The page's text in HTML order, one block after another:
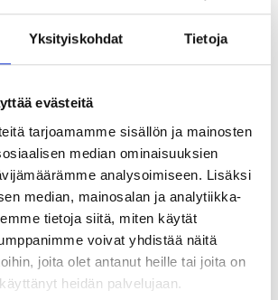
Yksityiskohdat Tietoja
evästeitä
tarjoamamme sisällön ja mainosten
median ominaisuuksien
analysoimiseen. Lisäksi
median, mainosalan ja analytiikka-
tietoja siitä, miten käytät
voivat yhdistää näitä
joita olet antanut heille tai joita on
heidän palvelujaan.
kehollisena osallistujana. Jokainen
sillä se syntyy paikasta ja
oppaina ja esiintyjinä toimivat
muusikon ja kuvataiteilijan
Paikan tanssi- esitys nähtiin
2019 ja Tanssilähettiläät olivat myös
vuonna 2021.
säässä kuin säässä ja ovat
ja varaudu säätilan mukaan.